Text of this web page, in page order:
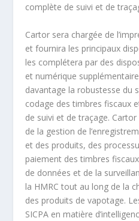
complète de suivi et de
Cartor sera chargée de
et fournira les principaux
les complétera par des
et numérique
davantage la robustesse du
codage des timbres fiscaux
de suivi et de traçage.
de la gestion de
et des produits, des
paiement des timbres
de données et de la
la HMRC tout au long de la
des produits de vapotage.
SICPA en matière